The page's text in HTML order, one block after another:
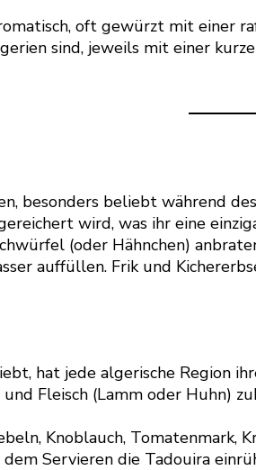
oft gewürzt mit einer
sind, jeweils mit einer
besonders beliebt während
wird, was ihr eine
(oder Hähnchen)
auffüllen. Frik und
hat jede algerische Region
und Fleisch (Lamm oder
Knoblauch, Tomatenmark,
Servieren die Tadouira